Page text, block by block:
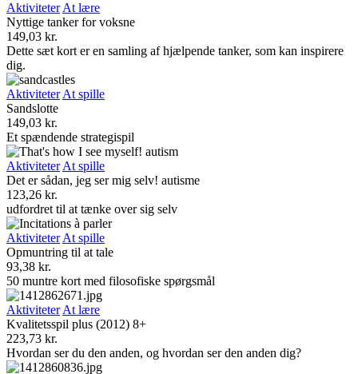
AktiviteterAt lære
Nyttige tanker for voksne
149,03 kr.
Dette sæt kort er en samling af hjælpende tanker, som kan inspirere
dig.
AktiviteterAt spille
Sandslotte
149,03 kr.
Et spændende strategispil
AktiviteterAt spille
Det er sådan, jeg ser mig selv! autisme
123,26 kr.
udfordret til at tænke over sig selv
AktiviteterAt spille
Opmuntring til at tale
93,38 kr.
50 muntre kort med filosofiske spørgsmål
AktiviteterAt lære
Kvalitetsspil plus (2012) 8+
223,73 kr.
Hvordan ser du den anden, og hvordan ser den anden dig?